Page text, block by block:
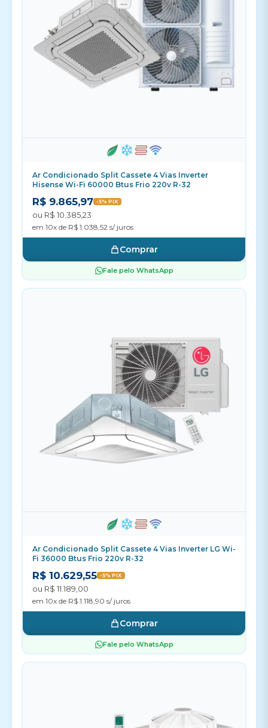
Ar Condicionado Split Cassete 4 Vias Inverter
Hisense Wi-Fi 60000 Btus Frio 220v R-32
R$ 9.865,97 -5% PIX
ou R$ 10.385,23
em 10x de R$ 1.038,52 s/ juros
Comprar
Fale pelo WhatsApp
Ar Condicionado Split Cassete 4 Vias Inverter LG Wi-
Fi 36000 Btus Frio 220v R-32
R$ 10.629,55 -5% PIX
ou R$ 11.189,00
em 10x de R$ 1.118,90 s/ juros
Comprar
Fale pelo WhatsApp